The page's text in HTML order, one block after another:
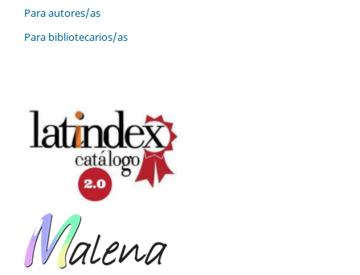
Para autores/as
Para bibliotecarios/as